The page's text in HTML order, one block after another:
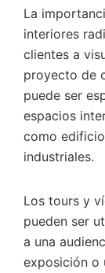
La
interiores
clientes a
proyecto de
puede ser
espacios
como
industriales.
Los tours y
pueden ser
a una
exposición o